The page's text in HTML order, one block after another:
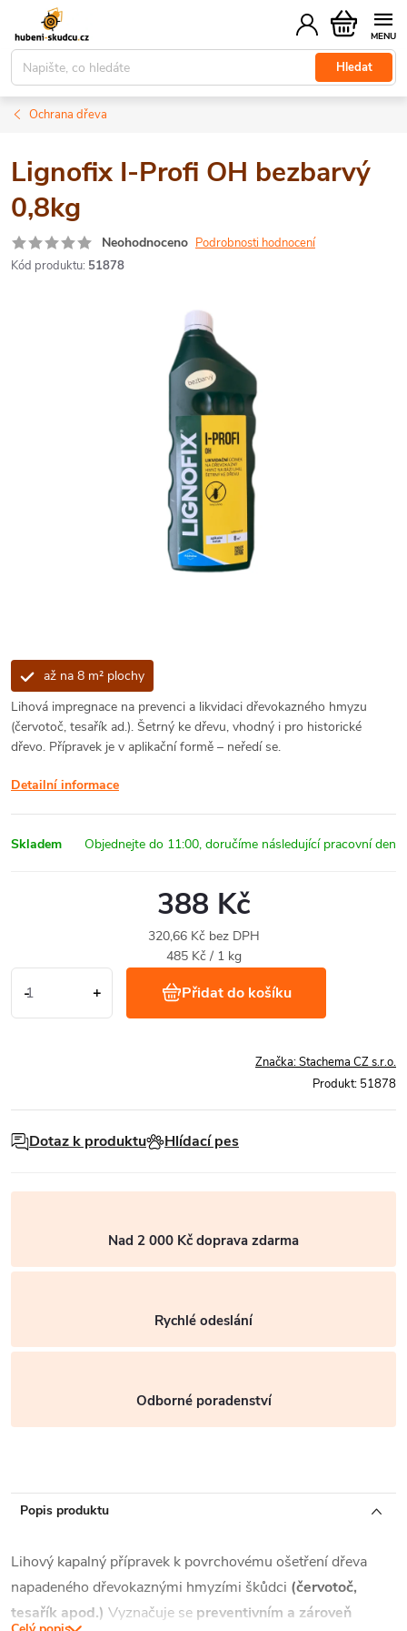
obsah
Hledat
Nákupní
košík
Ochrana dřeva
Lignofix I-Profi OH bezbarvý
0,8kg
Neohodnoceno Podrobnosti hodnocení
Kód produktu: 51878
až na 8 m² plochy
Lihová impregnace na prevenci a likvidaci dřevokazného hmyzu
(červotoč, tesařík ad.). Šetrný ke dřevu, vhodný i pro historické
dřevo. Přípravek je v aplikační formě – neředí se.
Detailní informace
Skladem
388 Kč
320,66 Kč bez DPH
Měrná
485 Kč / 1 kg
Přidat do košíku
Značka:Stachema CZ s.r.o.
Produkt: 51878
Dotaz k produktu Hlídací pes
Nad 2 000 Kč doprava zdarma
Rychlé odeslání
Odborné poradenství
Popis produktu
Lihový kapalný přípravek k povrchovému ošetření dřeva
napadeného dřevokaznými hmyzími škůdci (červotoč,
tesařík apod.) Vyznačuje se preventivním a zároveň